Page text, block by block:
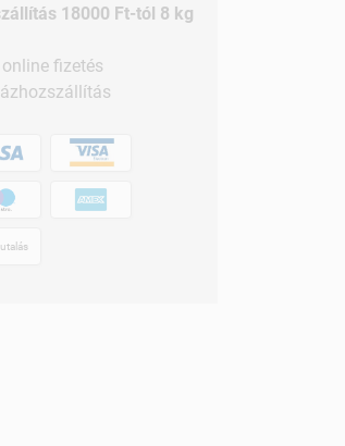
18000 Ft-tól 8 kg
fizetés